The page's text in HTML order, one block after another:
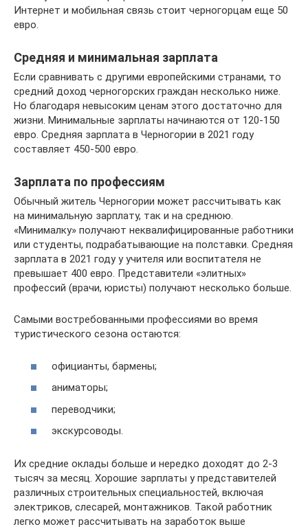
Интернет и мобильная связь стоит черногорцам еще 50
евро.
Средняя и минимальная зарплата
Если сравнивать с другими европейскими странами, то
средний доход черногорских граждан несколько ниже.
Но благодаря невысоким ценам этого достаточно для
жизни. Минимальные зарплаты начинаются от 120-150
евро. Средняя зарплата в Черногории в 2021 году
составляет 450-500 евро.
Зарплата по профессиям
Обычный житель Черногории может рассчитывать как
на минимальную зарплату, так и на среднюю.
«Минималку» получают неквалифицированные работники
или студенты, подрабатывающие на полставки. Средняя
зарплата в 2021 году у учителя или воспитателя не
превышает 400 евро. Представители «элитных»
профессий (врачи, юристы) получают несколько больше.
Самыми востребованными профессиями во время
туристического сезона остаются:
официанты, бармены;
аниматоры;
переводчики;
экскурсоводы.
Их средние оклады больше и нередко доходят до 2-3
тысяч за месяц. Хорошие зарплаты у представителей
различных строительных специальностей, включая
электриков, слесарей, монтажников. Такой работник
легко может рассчитывать на заработок выше